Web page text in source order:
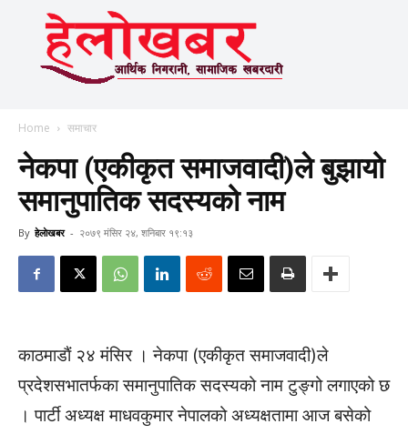
Home समाचार
नेकपा (एकीकृत समाजवादी)ले बुझायो
समानुपातिक सदस्यको नाम
By हेलाेखबर - २०७९ मंसिर २४, शनिबार १९:१३
काठमाडाैं २४ मंसिर । नेकपा (एकीकृत समाजवादी)ले
प्रदेशसभातर्फका समानुपातिक सदस्यको नाम टुङ्गो लगाएको छ
। पार्टी अध्यक्ष माधवकुमार नेपालको अध्यक्षतामा आज बसेको